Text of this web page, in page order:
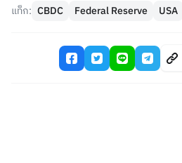
แท็ก: CBDC Federal Reserve USA